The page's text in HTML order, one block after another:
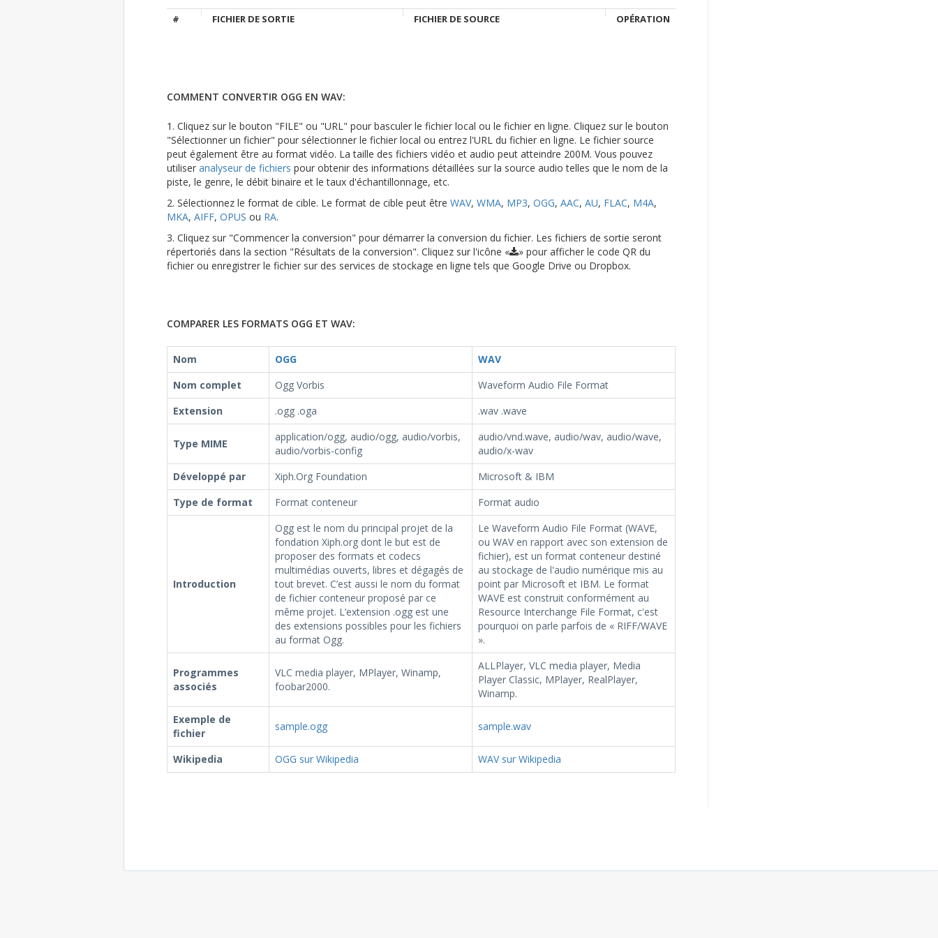
# FICHIER DE SORTIE FICHIER DE SOURCE OPÉRATION
COMMENT CONVERTIR OGG EN WAV:
1. Cliquez sur le bouton "FILE" ou "URL" pour basculer le fichier local ou le fichier en ligne. Cliquez sur le bouton
"Sélectionner un fichier" pour sélectionner le fichier local ou entrez l'URL du fichier en ligne. Le fichier source
peut également être au format vidéo. La taille des fichiers vidéo et audio peut atteindre 200M. Vous pouvez
utiliser analyseur de fichiers pour obtenir des informations détaillées sur la source audio telles que le nom de la
piste, le genre, le débit binaire et le taux d'échantillonnage, etc.
2. Sélectionnez le format de cible. Le format de cible peut être WAV, WMA, MP3, OGG, AAC, AU, FLAC, M4A,
MKA, AIFF, OPUS ou RA.
3. Cliquez sur "Commencer la conversion" pour démarrer la conversion du fichier. Les fichiers de sortie seront
répertoriés dans la section "Résultats de la conversion". Cliquez sur l'icône «
» pour afficher le code QR du
fichier ou enregistrer le fichier sur des services de stockage en ligne tels que Google Drive ou Dropbox.
COMPARER LES FORMATS OGG ET WAV:
Nom OGG
WAV
Nom complet
Ogg Vorbis
Waveform Audio File Format
Extension
.ogg .oga .wav .wave
Type MIME
application/ogg, audio/ogg, audio/vorbis,
audio/vorbis-config
audio/vnd.wave, audio/wav, audio/wave,
audio/x-wav
Développé par
Xiph.Org Foundation
Microsoft & IBM
Type de format
Format conteneur Format audio
Introduction
Ogg est le nom du principal projet de la
fondation Xiph.org dont le but est de
proposer des formats et codecs
multimédias ouverts, libres et dégagés de
tout brevet. C’est aussi le nom du format
de fichier conteneur proposé par ce
même projet. L’extension .ogg est une
des extensions possibles pour les fichiers
au format Ogg.
Le Waveform Audio File Format (WAVE,
ou WAV en rapport avec son extension de
fichier), est un format conteneur destiné
au stockage de l'audio numérique mis au
point par Microsoft et IBM. Le format
WAVE est construit conformément au
Resource Interchange File Format, c'est
pourquoi on parle parfois de « RIFF/WAVE
».
Programmes
associés
VLC media player, MPlayer, Winamp,
foobar2000.
ALLPlayer, VLC media player, Media
Player Classic, MPlayer, RealPlayer,
Winamp.
Exemple de
fichier
sample.ogg sample.wav
Wikipedia OGG sur Wikipedia WAV sur Wikipedia